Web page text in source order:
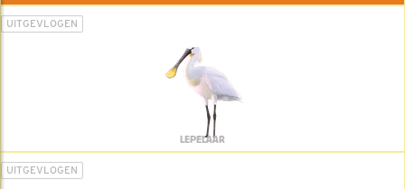
UITGEVLOGEN
LEPELAAR
UITGEVLOGEN